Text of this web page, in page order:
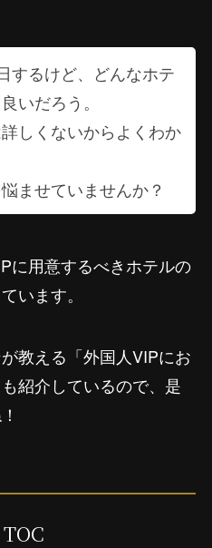
するけど、どんなホテ
いだろう。
しくないからよくわか
ませていませんか？
に用意するべきホテルの
います。
教える「外国人VIPにお
紹介しているので、是
TOC